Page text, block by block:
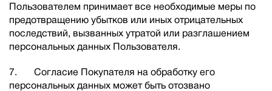
Пользователем принимает все необходимые меры по
предотвращению убытков или иных отрицательных
последствий, вызванных утратой или разглашением
персональных данных Пользователя.
7. Согласие Покупателя на обработку его
персональных данных может быть отозвано